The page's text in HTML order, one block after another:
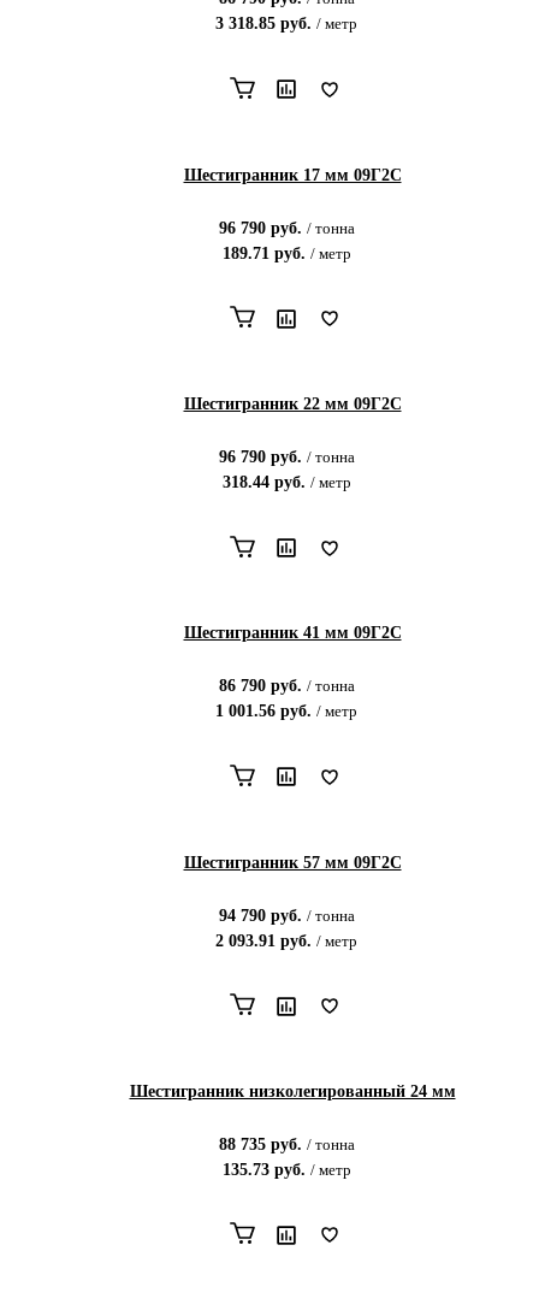
3 318.85 руб. / метр
Шестигранник 17 мм 09Г2С
96 790руб. / тонна
189.71 руб. / метр
Шестигранник 22 мм 09Г2С
96 790руб. / тонна
318.44руб. / метр
Шестигранник 41 мм 09Г2С
86 790руб. / тонна
1 001.56 руб. / метр
Шестигранник 57 мм 09Г2С
94 790руб. / тонна
2 093.91 руб. / метр
Шестигранник низколегированный 24 мм
88 735руб. / тонна
135.73руб. / метр